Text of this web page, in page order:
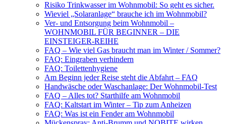
Risiko Trinkwasser im Wohnmobil: So geht es sicher.
Wieviel „Solaranlage“ brauche ich im Wohnmobil?
Ver- und Entsorgung beim Wohnmobil –
WOHNMOBIL FÜR BEGINNER – DIE
EINSTEIGER-REIHE
FAQ – Wie viel Gas braucht man im Winter / Sommer?
FAQ: Eingraben verhindern
FAQ: Toilettenhygiene
Am Beginn jeder Reise steht die Abfahrt – FAQ
Handwäsche oder Waschanlage: Der Wohnmobil-Test
FAQ – Alles tot? Starthilfe am Wohnmobil
FAQ: Kaltstart im Winter – Tip zum Anheizen
FAQ: Was ist ein Fender am Wohnmobil